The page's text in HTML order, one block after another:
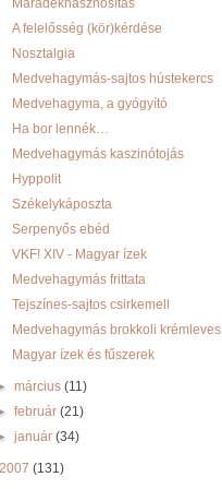
Maradékhasznosítás
A felelősség (kör)kérdése
Nosztalgia
Medvehagymás-sajtos hústekercs
Medvehagyma, a gyógyító
Ha bor lennék…
Medvehagymás kaszinótojás
Hyppolit
Székelykáposzta
Serpenyős ebéd
VKF! XIV - Magyar ízek
Medvehagymás frittata
Tejszínes-sajtos csirkemell
Medvehagymás brokkoli krémleves
Magyar ízek és fűszerek
március(11)
február(21)
január(34)
2007 (131)